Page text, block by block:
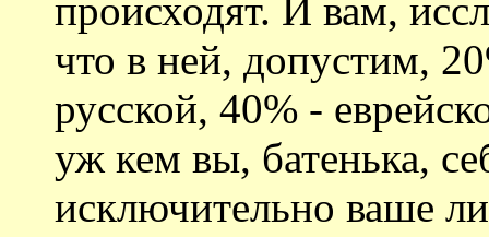
происходят. И вам,
что в ней, допустим,
русской, 40% -
уж кем вы, батенька,
исключительно ваше